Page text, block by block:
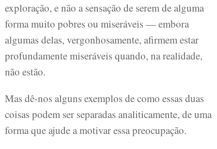
exploração, e não a sensação de serem de alguma
forma muito pobres ou miseráveis ​​— embora
algumas delas, vergonhosamente, afirmem estar
profundamente miseráveis ​​quando, na realidade,
não estão.
Mas dê-nos alguns exemplos de como essas duas
coisas podem ser separadas analiticamente, de uma
forma que ajude a motivar essa preocupação.